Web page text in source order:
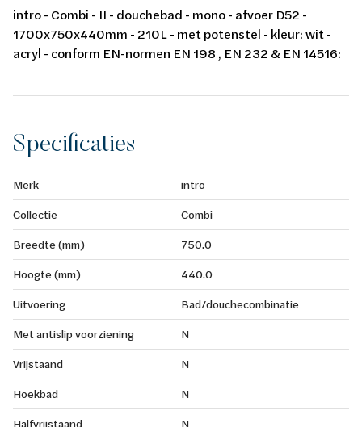
intro - Combi - II - douchebad - mono - afvoer D52 -
1700x750x440mm - 210L - met potenstel - kleur: wit -
acryl - conform EN-normen EN 198 , EN 232 & EN 14516:
Specificaties
Merk
intro
Collectie
Combi
Breedte (mm)
750.0
Hoogte (mm)
440.0
Uitvoering
Bad/douchecombinatie
Met antislip voorziening
N
Vrijstaand
N
Hoekbad
N
Halfvrijstaand
N